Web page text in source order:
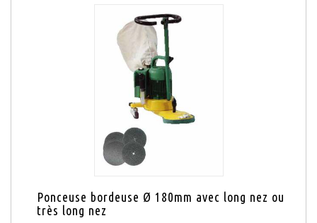
Ponceuse bordeuse Ø 180mm avec long nez ou
très long nez